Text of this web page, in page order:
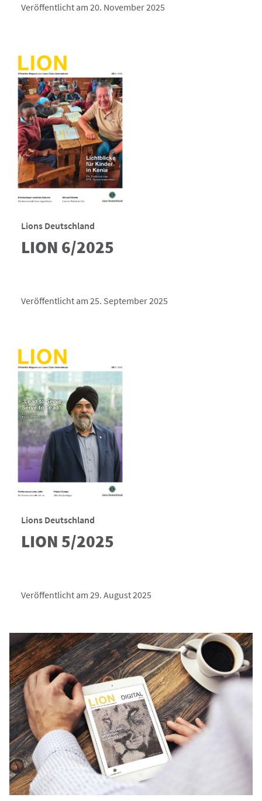
Veröffentlicht am 20. November 2025
Lions Deutschland
LION 6/2025
Veröffentlicht am 25. September 2025
Lions Deutschland
LION 5/2025
Veröffentlicht am 29. August 2025